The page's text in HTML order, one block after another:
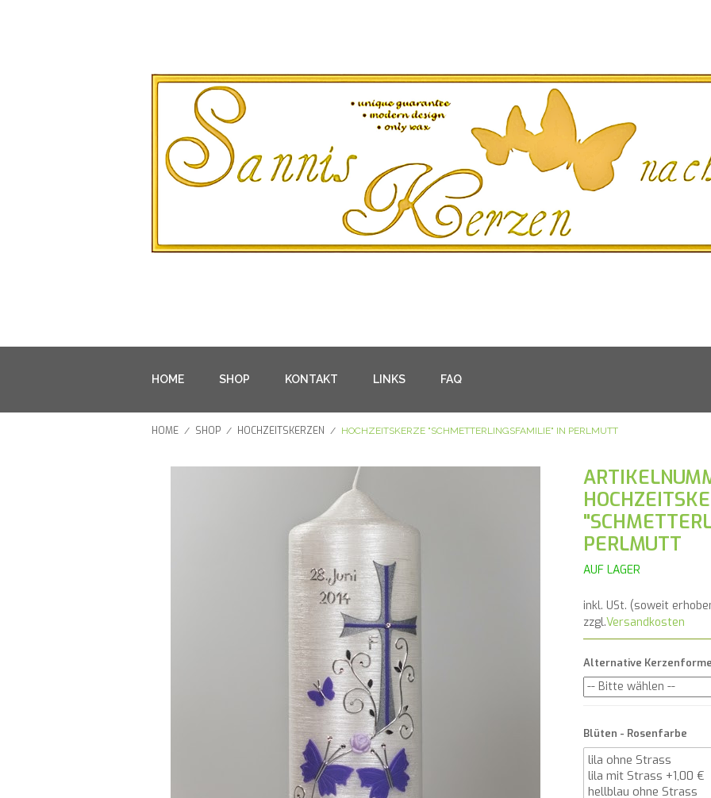
HOME SHOP KONTAKT LINKS FAQ
HOME / SHOP / HOCHZEITSKERZEN / HOCHZEITSKERZE "SCHMETTERLINGSFAMILIE" IN PERLMUTT
PERLMUTT
AUF LAGER
inkl. USt. (soweit
zzgl.Versandkosten
Alternative
Blüten - Rosenfarbe